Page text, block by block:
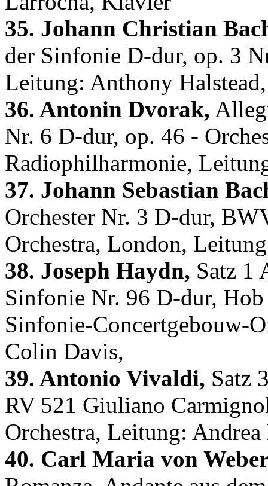
35. Johann Christian
der Sinfonie D-dur, op. 3
Leitung: Anthony Halstead,
36. Antonin Dvorak,
Nr. 6 D-dur, op. 46 -
Radiophilharmonie,
37. Johann Sebastian
Orchester Nr. 3 D-dur,
Orchestra, London,
38. Joseph Haydn, Satz 1
Sinfonie Nr. 96 D-dur,
Sinfonie-Concertgebouw-
Colin Davis,
39. Antonio Vivaldi, Satz
RV 521 Giuliano
Orchestra, Leitung:
40. Carl Maria von